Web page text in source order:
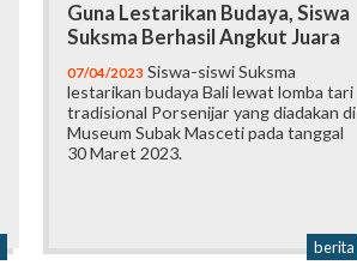
Guna Lestarikan Budaya, Siswa
Suksma Berhasil Angkut Juara
07/04/2023 Siswa-siswi Suksma
lestarikan budaya Bali lewat lomba tari
tradisional Porsenijar yang diadakan di
Museum Subak Masceti pada tanggal
30 Maret 2023.
berita